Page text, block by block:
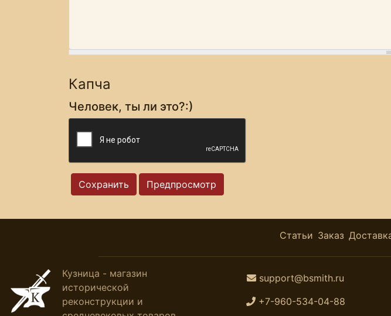
Капча
Человек, ты ли это?:)
Статьи Заказ
Кузница - магазин
исторической
реконструкции и
support@bsmith.ru
+7-960-534-04-88